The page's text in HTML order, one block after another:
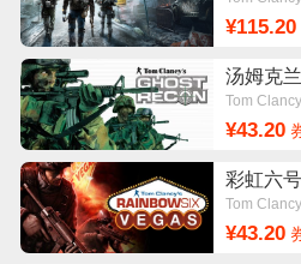
¥115.20
汤姆克
Tom
¥43.20
彩虹六
Tom
¥43.20